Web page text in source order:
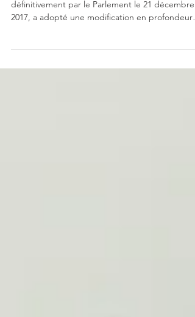
La Loi de finances pour 2018, adoptée
des...